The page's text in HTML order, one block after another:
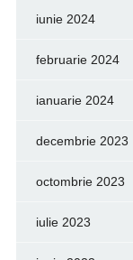
iunie 2024
februarie 2024
ianuarie 2024
decembrie 2023
octombrie 2023
iulie 2023